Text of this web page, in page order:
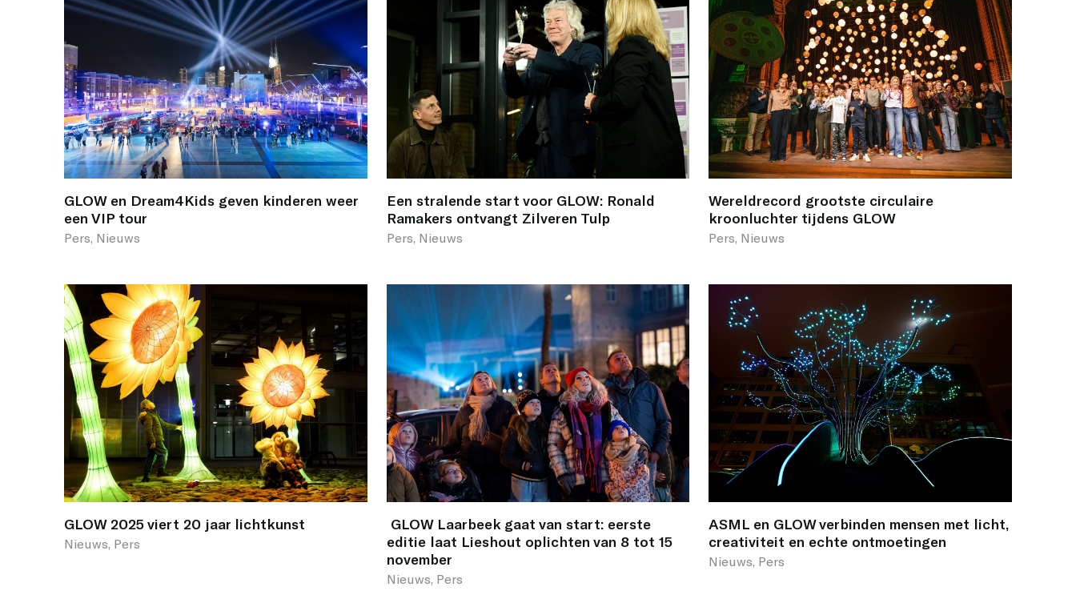
GLOW en Dream4Kids geven kinderen weer
een VIP tour
Pers, Nieuws
Een stralende start voor GLOW: Ronald
Ramakers ontvangt Zilveren Tulp
Pers, Nieuws
Wereldrecord grootste circulaire
kroonluchter tijdens GLOW
Pers, Nieuws
GLOW 2025 viert 20 jaar lichtkunst
Nieuws, Pers
GLOW Laarbeek gaat van start: eerste
editie laat Lieshout oplichten van 8 tot 15
november
Nieuws, Pers
ASML en GLOW verbinden mensen met licht,
creativiteit en echte ontmoetingen
Nieuws, Pers